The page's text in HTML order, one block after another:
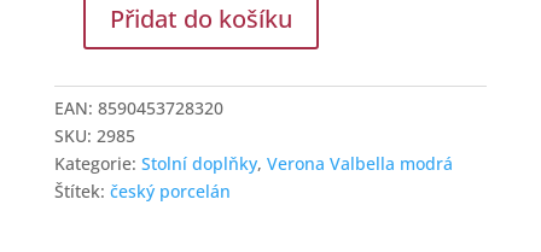
Porcelánová
nízká
350
ml
Valbella
modrá
Přidat do košíku
EAN: 8590453728320
SKU: 2985
Kategorie: Stolní doplňky, Verona Valbella modrá
Štítek: český porcelán